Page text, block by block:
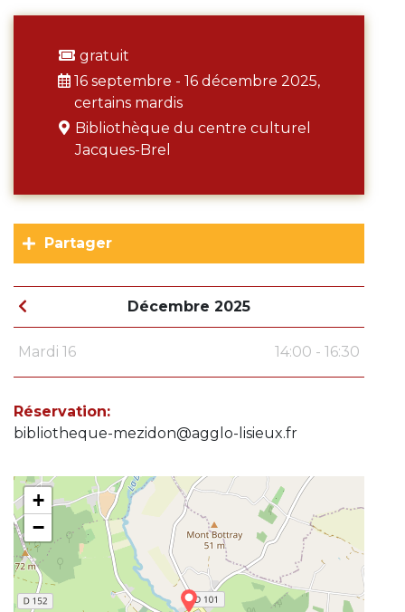
Partager
Décembre 2025
Mardi 16 14:00 - 16:30
Réservation:
bibliotheque-mezidon@agglo-lisieux.fr
+
−
gratuit
16 septembre - 16 décembre 2025,
certains mardis
Bibliothèque du centre culturel
Jacques-Brel